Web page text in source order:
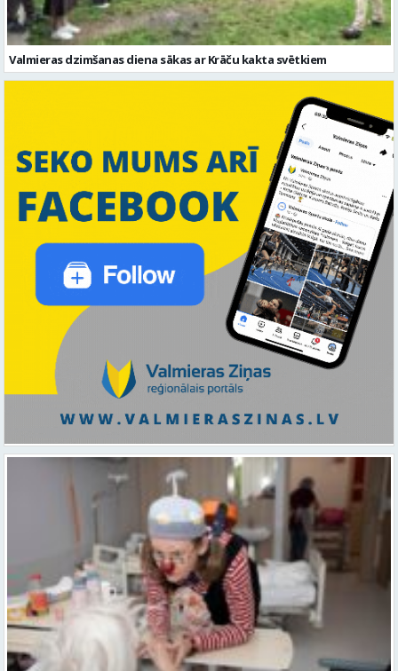
Ar smaidu un profesionālu sirdsiltumu: Dakteri Klauni uzsāk darbu
ar senioriem Vidzemes slimnīcā